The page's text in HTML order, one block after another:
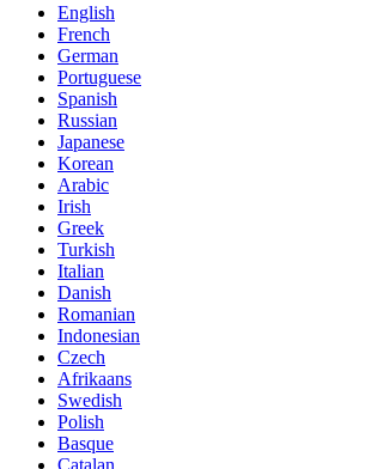
English
French
German
Portuguese
Spanish
Russian
Japanese
Korean
Arabic
Irish
Greek
Turkish
Italian
Danish
Romanian
Indonesian
Czech
Afrikaans
Swedish
Polish
Basque
Catalan